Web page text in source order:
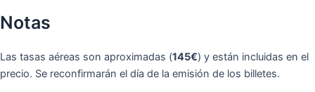
Notas
Las tasas aéreas son aproximadas (145€) y están incluidas en el
precio. Se reconfirmarán el día de la emisión de los billetes.